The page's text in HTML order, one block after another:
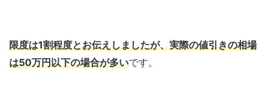
限度は1割程度とお伝えしましたが、実際の値引きの相場
は50万円以下の場合が多いです。